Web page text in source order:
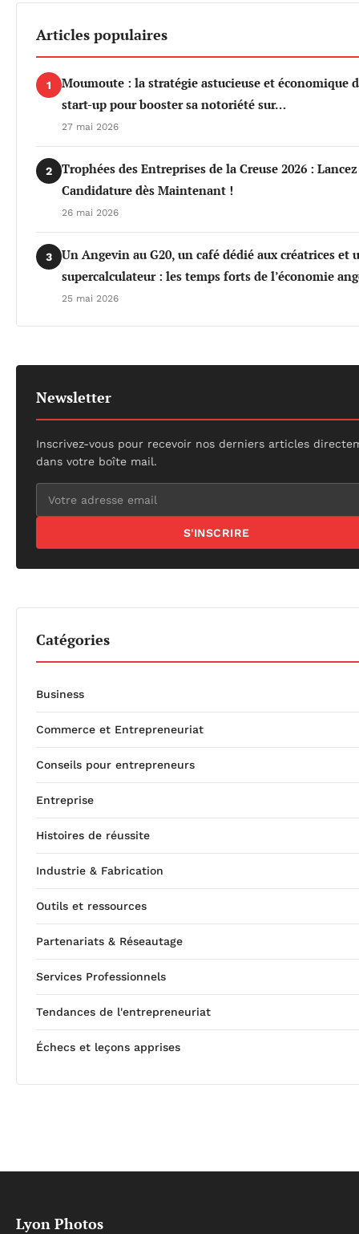
Articles populaires
1
Moumoute : la stratégie astucieuse et économique
start-up pour booster sa notoriété sur…
27 mai 2026
2
Trophées des Entreprises de la Creuse 2026 :
Candidature dès Maintenant !
26 mai 2026
3
Un Angevin au G20, un café dédié aux créatrices et
supercalculateur : les temps forts de l’économie
25 mai 2026
Newsletter
Inscrivez-vous pour recevoir nos derniers articles
dans votre boîte mail.
S'INSCRIRE
Catégories
Business
Commerce et Entrepreneuriat
Conseils pour entrepreneurs
Entreprise
Histoires de réussite
Industrie & Fabrication
Outils et ressources
Partenariats & Réseautage
Services Professionnels
Tendances de l'entrepreneuriat
Échecs et leçons apprises
Lyon Photos